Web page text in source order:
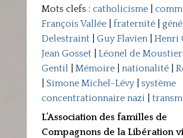
Mots clefs : catholicisme|
François Vallée| fraternité|
Delestraint| Guy Flavien| Henri
Jean Gosset| Léonel de
Gentil
Mémoire| nationalité|
Simone Michel-Lévy| système
concentrationnaire nazi
L’Association des familles de
Compagnons de la Libération